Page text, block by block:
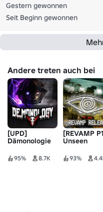
Gestern gewonnen
Seit Beginn gewonnen
Andere treten auch bei
[UPD]
Dämonologie
95% 8.7K
[REVAMP
Unseen
Liminality
93%